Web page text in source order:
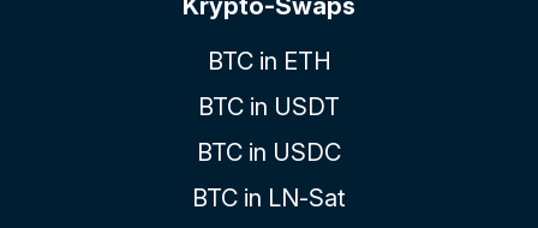
Krypto-Swaps
BTC in ETH
BTC in USDT
BTC in USDC
BTC in LN-Sat